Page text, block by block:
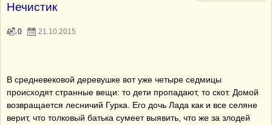
Нечистик
0 21.10.2015
В средневековой деревушке вот уже четыре седмицы
происходят странные вещи: то дети пропадают, то скот. Домой
возвращается лесничий Гурка. Его дочь Лада как и все селяне
верит, что толковый батька сумеет выявить, что же за злодей